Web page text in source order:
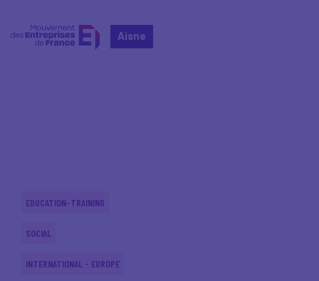
Aisne
EDUCATION-TRAINING
SOCIAL
INTERNATIONAL - EUROPE